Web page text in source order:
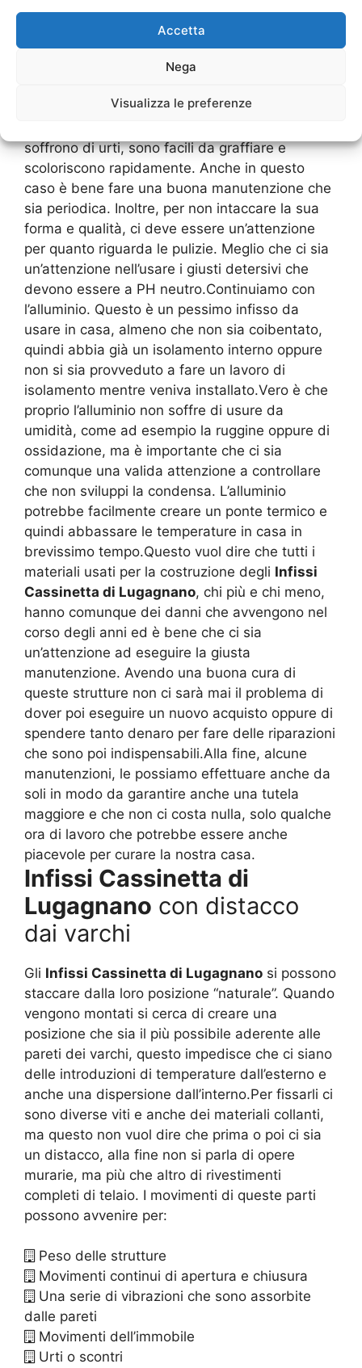
Accetta
Nega
Visualizza le preferenze
che ci sia una manutenzione che continui nel
corso degli anni.Per quanto riguarda il PVC che
ultimamente è molto usato perché è anche
vediamo che essi hanno una maggiore
soffrono di urti, sono facili da graffiare e
scoloriscono rapidamente. Anche in questo
caso è bene fare una buona manutenzione che
sia periodica. Inoltre, per non intaccare la sua
forma e qualità, ci deve essere un’attenzione
per quanto riguarda le pulizie. Meglio che ci sia
un’attenzione nell’usare i giusti detersivi che
devono essere a PH neutro.Continuiamo con
l’alluminio. Questo è un pessimo infisso da
usare in casa, almeno che non sia coibentato,
quindi abbia già un isolamento interno oppure
non si sia provveduto a fare un lavoro di
isolamento mentre veniva installato.Vero è che
proprio l’alluminio non soffre di usure da
umidità, come ad esempio la ruggine oppure di
ossidazione, ma è importante che ci sia
comunque una valida attenzione a controllare
che non sviluppi la condensa. L’alluminio
potrebbe facilmente creare un ponte termico e
quindi abbassare le temperature in casa in
brevissimo tempo.Questo vuol dire che tutti i
materiali usati per la costruzione degli Infissi
Cassinetta di Lugagnano, chi più e chi meno,
hanno comunque dei danni che avvengono nel
corso degli anni ed è bene che ci sia
un’attenzione ad eseguire la giusta
manutenzione. Avendo una buona cura di
queste strutture non ci sarà mai il problema di
dover poi eseguire un nuovo acquisto oppure di
spendere tanto denaro per fare delle riparazioni
che sono poi indispensabili.Alla fine, alcune
manutenzioni, le possiamo effettuare anche da
soli in modo da garantire anche una tutela
maggiore e che non ci costa nulla, solo qualche
ora di lavoro che potrebbe essere anche
piacevole per curare la nostra casa.
Infissi Cassinetta di
Lugagnano con distacco
dai varchi
Gli Infissi Cassinetta di Lugagnano si possono
staccare dalla loro posizione “naturale”. Quando
vengono montati si cerca di creare una
posizione che sia il più possibile aderente alle
pareti dei varchi, questo impedisce che ci siano
delle introduzioni di temperature dall’esterno e
anche una dispersione dall’interno.Per fissarli ci
sono diverse viti e anche dei materiali collanti,
ma questo non vuol dire che prima o poi ci sia
un distacco, alla fine non si parla di opere
murarie, ma più che altro di rivestimenti
completi di telaio. I movimenti di queste parti
possono avvenire per:
Peso delle strutture
Movimenti continui di apertura e chiusura
Una serie di vibrazioni che sono assorbite
dalle pareti
Movimenti dell’immobile
Urti o scontri